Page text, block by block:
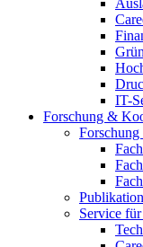
IT-
Forschung &
Service